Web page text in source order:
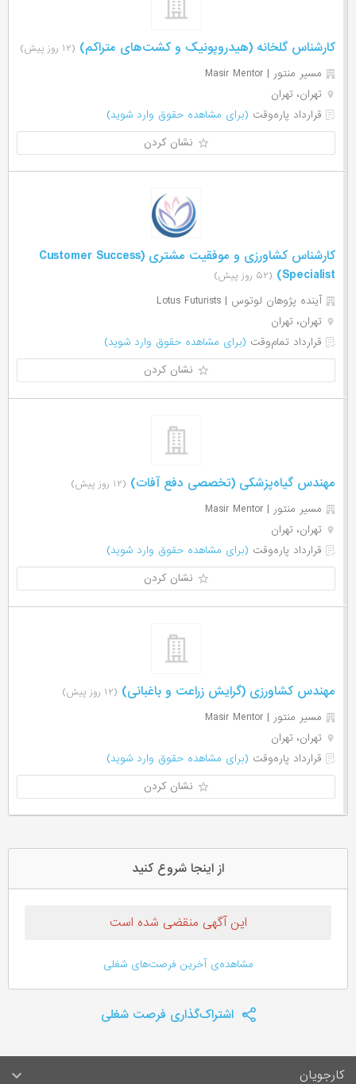
کارشناس گلخانه (هیدروپونیک و کشت‌های متراکم) (۱۲ روز پیش)
مسیر منتور | Masir Mentor
تهران، تهران
قرارداد پاره‌وقت (برای مشاهده حقوق وارد شوید)
نشان کردن
کارشناس کشاورزی و موفقیت مشتری (Customer Success
Specialist)
(۵۲ روز پیش)
آینده پژوهان لوتوس | Lotus Futurists
تهران، تهران
قرارداد تمام‌وقت (برای مشاهده حقوق وارد شوید)
نشان کردن
مهندس گیاه‌پزشکی (تخصصی دفع آفات) (۱۲ روز پیش)
مسیر منتور | Masir Mentor
تهران، تهران
قرارداد پاره‌وقت (برای مشاهده حقوق وارد شوید)
نشان کردن
مهندس کشاورزی (گرایش زراعت و باغبانی) (۱۲ روز پیش)
مسیر منتور | Masir Mentor
تهران، تهران
قرارداد پاره‌وقت (برای مشاهده حقوق وارد شوید)
نشان کردن
از اینجا شروع کنید
این آگهی منقضی شده است
مشاهده‌ی آخرین فرصت‌های شغلی
اشتراک‌گذاری فرصت شغلی
کارجویان